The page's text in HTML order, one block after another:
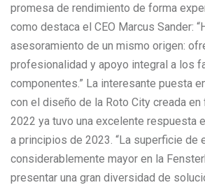
promesa de rendimiento de forma
como destaca el CEO Marcus Sander:
asesoramiento de un mismo origen:
profesionalidad y apoyo integral a los
componentes.” La interesante puesta
con el diseño de la Roto City creada
2022 ya tuvo una excelente respuesta
a principios de 2023. “La superficie de
considerablemente mayor en la
presentar una gran diversidad de